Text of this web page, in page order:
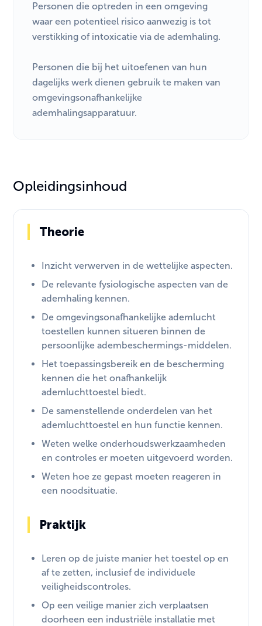
Personen die optreden in een omgeving
waar een potentieel risico aanwezig is tot
verstikking of intoxicatie via de ademhaling.
Personen die bij het uitoefenen van hun
dagelijks werk dienen gebruik te maken van
omgevingsonafhankelijke
ademhalingsapparatuur.
Opleidingsinhoud
Theorie
Inzicht verwerven in de wettelijke aspecten.
De relevante fysiologische aspecten van de
ademhaling kennen.
De omgevingsonafhankelijke ademlucht
toestellen kunnen situeren binnen de
persoonlijke adembeschermings-middelen.
Het toepassingsbereik en de bescherming
kennen die het onafhankelijk
ademluchttoestel biedt.
De samenstellende onderdelen van het
ademluchttoestel en hun functie kennen.
Weten welke onderhoudswerkzaamheden
en controles er moeten uitgevoerd worden.
Weten hoe ze gepast moeten reageren in
een noodsituatie.
Praktijk
Leren op de juiste manier het toestel op en
af te zetten, inclusief de individuele
veiligheidscontroles.
Op een veilige manier zich verplaatsen
doorheen een industriële installatie met